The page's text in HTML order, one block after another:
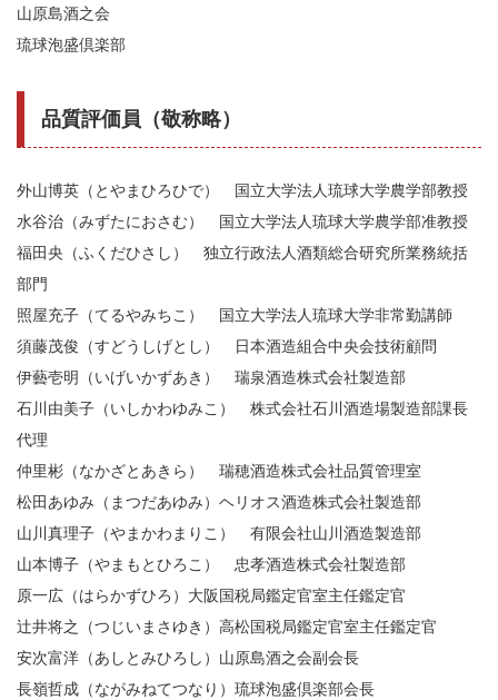
山原島酒之会
琉球泡盛倶楽部
品質評価員（敬称略）
外山博英（とやまひろひで） 国立大学法人琉球大学農学部教授
水谷治（みずたにおさむ） 国立大学法人琉球大学農学部准教授
福田央（ふくだひさし） 独立行政法人酒類総合研究所業務統括
部門
照屋充子（てるやみちこ） 国立大学法人琉球大学非常勤講師
須藤茂俊（すどうしげとし） 日本酒造組合中央会技術顧問
伊藝壱明（いげいかずあき） 瑞泉酒造株式会社製造部
石川由美子（いしかわゆみこ） 株式会社石川酒造場製造部課長
代理
仲里彬（なかざとあきら） 瑞穂酒造株式会社品質管理室
松田あゆみ（まつだあゆみ）ヘリオス酒造株式会社製造部
山川真理子（やまかわまりこ） 有限会社山川酒造製造部
山本博子（やまもとひろこ） 忠孝酒造株式会社製造部
原一広（はらかずひろ）大阪国税局鑑定官室主任鑑定官
辻井将之（つじいまさゆき）高松国税局鑑定官室主任鑑定官
安次富洋（あしとみひろし）山原島酒之会副会長
長嶺哲成（ながみねてつなり）琉球泡盛倶楽部会長